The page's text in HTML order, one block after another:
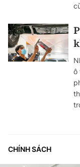
ô
CHÍNH SÁCH